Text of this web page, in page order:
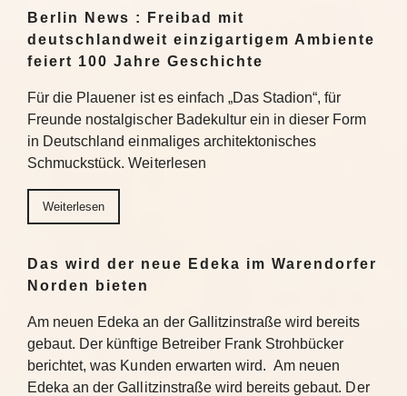
Berlin News : Freibad mit
deutschlandweit einzigartigem Ambiente
feiert 100 Jahre Geschichte
Für die Plauener ist es einfach „Das Stadion“, für
Freunde nostalgischer Badekultur ein in dieser Form
in Deutschland einmaliges architektonisches
Schmuckstück. Weiterlesen
Weiterlesen
Das wird der neue Edeka im Warendorfer
Norden bieten
Am neuen Edeka an der Gallitzinstraße wird bereits
gebaut. Der künftige Betreiber Frank Strohbücker
berichtet, was Kunden erwarten wird. Am neuen
Edeka an der Gallitzinstraße wird bereits gebaut. Der